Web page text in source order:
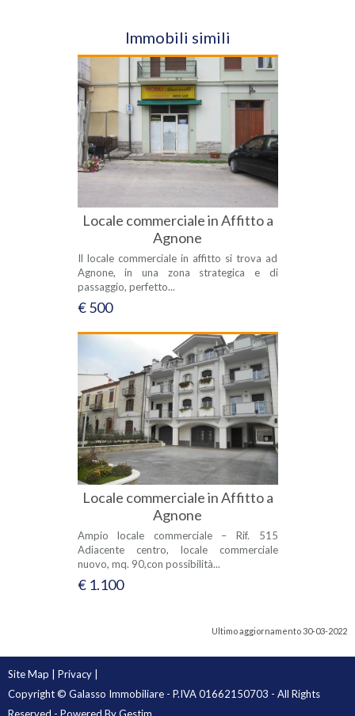
Immobili simili
Locale commerciale in Affitto a
Agnone
Il locale commerciale in affitto si trova ad
Agnone, in una zona strategica e di
passaggio, perfetto...
€ 500
Locale commerciale in Affitto a
Agnone
Ampio locale commerciale – Rif. 515
Adiacente centro, locale commerciale
nuovo, mq. 90,con possibilità...
€ 1.100
Ultimo aggiornamento 30-03-2022
Site Map Privacy
Copyright © Galasso Immobiliare - P.IVA 01662150703 - All Rights